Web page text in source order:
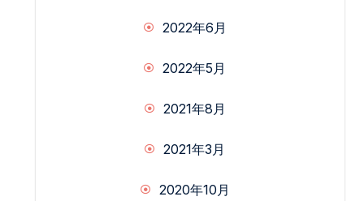
2022年6月
2022年5月
2021年8月
2021年3月
2020年10月